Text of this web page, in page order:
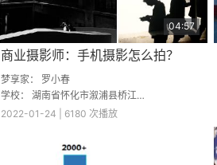
04:57
商业摄影师：手机摄影怎么拍？
梦享家： 罗小春
学校： 湖南省怀化市溆浦县桥江大湾学校
2022-01-24 | 6180 次播放